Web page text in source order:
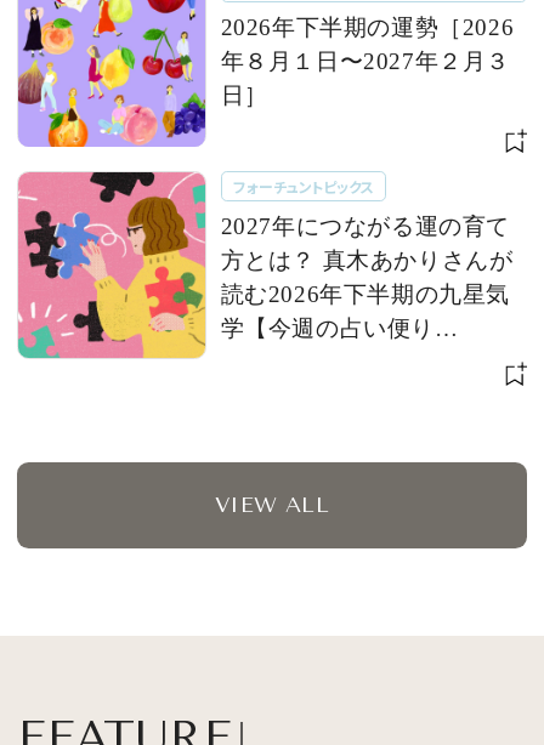
2026年下半期の運勢［2026
年８月１日〜2027年２月３
日］
フォーチュントピックス
2027年につながる運の育て
方とは？ 真木あかりさんが
読む2026年下半期の九星気
学【今週の占い便り
VIEW ALL